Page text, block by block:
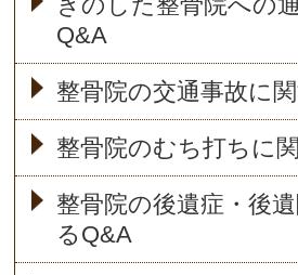
Q&A
整骨院の交通事故に
整骨院のむち打ちに
整骨院の後遺症・後
るQ&A